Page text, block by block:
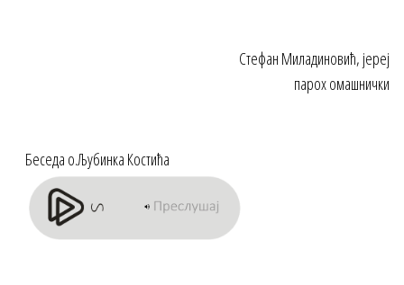
Стефан Миладиновић, јереј
парох омашнички
Беседа о.Љубинка Костића